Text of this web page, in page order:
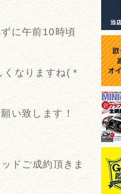
に午前10時頃
くなりますね( *
い致します！
ドご成約頂きま